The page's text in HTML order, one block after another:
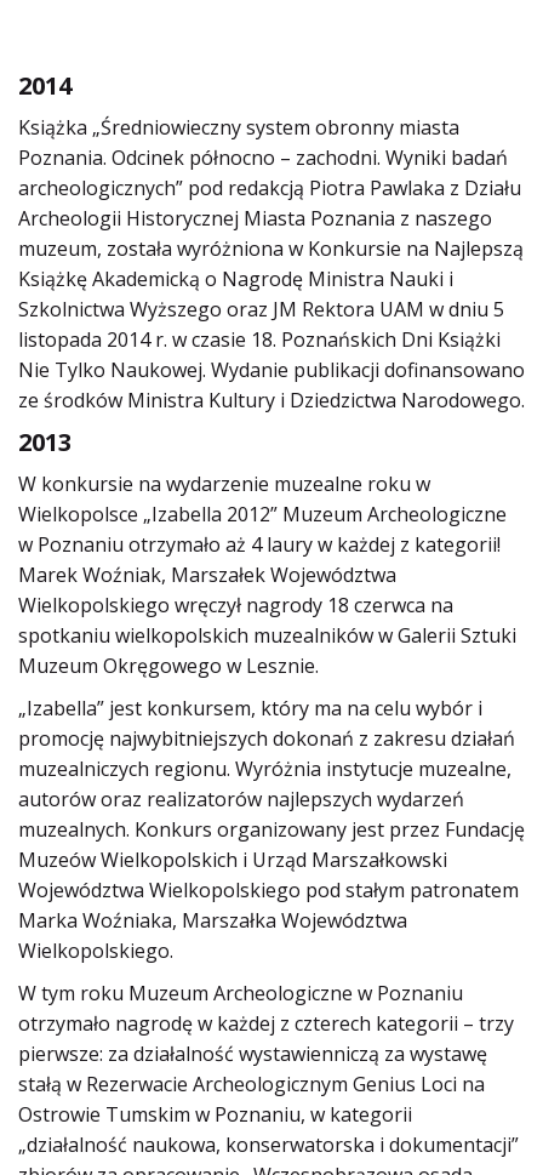
2014
Książka „Średniowieczny system obronny miasta
Poznania. Odcinek północno – zachodni. Wyniki badań
archeologicznych” pod redakcją Piotra Pawlaka z Działu
Archeologii Historycznej Miasta Poznania z naszego
muzeum, została wyróżniona w Konkursie na Najlepszą
Książkę Akademicką o Nagrodę Ministra Nauki i
Szkolnictwa Wyższego oraz JM Rektora UAM w dniu 5
listopada 2014 r. w czasie 18. Poznańskich Dni Książki
Nie Tylko Naukowej. Wydanie publikacji dofinansowano
ze środków Ministra Kultury i Dziedzictwa Narodowego.
2013
W konkursie na wydarzenie muzealne roku w
Wielkopolsce „Izabella 2012” Muzeum Archeologiczne
w Poznaniu otrzymało aż 4 laury w każdej z kategorii!
Marek Woźniak, Marszałek Województwa
Wielkopolskiego wręczył nagrody 18 czerwca na
spotkaniu wielkopolskich muzealników w Galerii Sztuki
Muzeum Okręgowego w Lesznie.
„Izabella” jest konkursem, który ma na celu wybór i
promocję najwybitniejszych dokonań z zakresu działań
muzealniczych regionu. Wyróżnia instytucje muzealne,
autorów oraz realizatorów najlepszych wydarzeń
muzealnych. Konkurs organizowany jest przez Fundację
Muzeów Wielkopolskich i Urząd Marszałkowski
Województwa Wielkopolskiego pod stałym patronatem
Marka Woźniaka, Marszałka Województwa
Wielkopolskiego.
W tym roku Muzeum Archeologiczne w Poznaniu
otrzymało nagrodę w każdej z czterech kategorii – trzy
pierwsze: za działalność wystawienniczą za wystawę
stałą w Rezerwacie Archeologicznym Genius Loci na
Ostrowie Tumskim w Poznaniu, w kategorii
„działalność naukowa, konserwatorska i dokumentacji”